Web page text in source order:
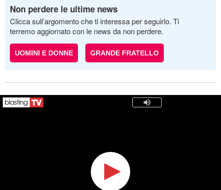
Non perdere le ultime news
Clicca sull’argomento che ti interessa per seguirlo. Ti
terremo aggiornato con le news da non perdere.
UOMINI E DONNE GRANDE FRATELLO